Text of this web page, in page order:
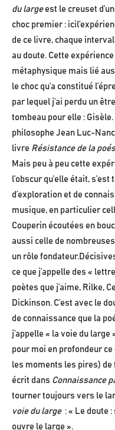
du large est le creuset
choc premier :
de ce livre, chaque
au doute. Cette
métaphysique mais lié
le choc qu’a constitué
par lequel j’ai perdu un
tombeau pour elle :
philosophe Jean Luc-
livre Résistance de la
Mais peu à peu cette
l’obscur qu’elle était,
d’exploration et de
musique, en particulier
Couperin écoutées en
aussi celle de
un rôle
ce que j’appelle des «
poètes que j’aime, Rilke,
Dickinson. C’est avec le
de connaissance que la
j’appelle « la voie du large
pour moi en profondeur
les moments les pires) de
écrit dans Connaissance
tourner toujours vers le
voie du large : « Le doute
ouvre le large ».